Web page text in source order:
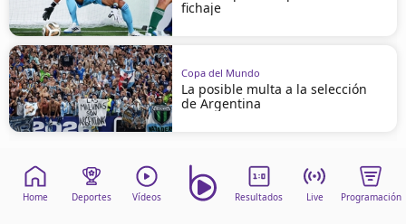
fichaje
Copa del Mundo
La posible multa a la selección
de Argentina
Home Deportes Vídeos Resultados Live Programación